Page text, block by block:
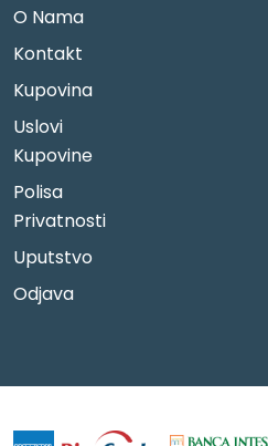
O Nama
Kontakt
Kupovina
Uslovi
Kupovine
Polisa
Privatnosti
Uputstvo
Odjava